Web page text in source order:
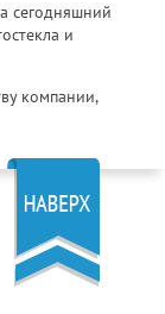
сегодняшний
и
компании,